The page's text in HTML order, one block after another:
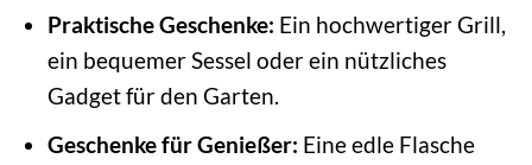
Praktische Geschenke: Ein hochwertiger Grill,
ein bequemer Sessel oder ein nützliches
Gadget für den Garten.
Geschenke für Genießer: Eine edle Flasche